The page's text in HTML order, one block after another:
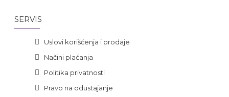
SERVIS
Uslovi korišćenja i prodaje
Načini plaćanja
Politika privatnosti
Pravo na odustajanje